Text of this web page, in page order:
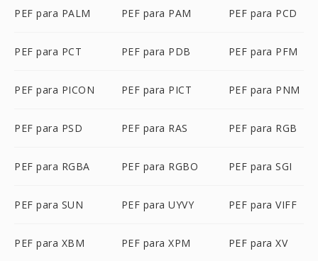
PEF para PALM PEF para PAM PEF para PCD
PEF para PCT PEF para PDB PEF para PFM
PEF para PICON PEF para PICT PEF para PNM
PEF para PSD PEF para RAS PEF para RGB
PEF para RGBA PEF para RGBO PEF para SGI
PEF para SUN PEF para UYVY PEF para VIFF
PEF para XBM PEF para XPM PEF para XV